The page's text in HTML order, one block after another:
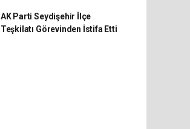
AK Parti Seydişehir İlçe
Teşkilatı Görevinden İstifa Etti